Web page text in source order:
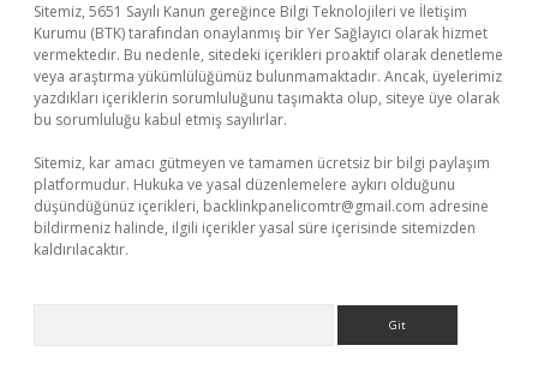
Sitemiz, 5651 Sayılı Kanun gereğince Bilgi Teknolojileri ve İletişim
Kurumu (BTK) tarafından onaylanmış bir Yer Sağlayıcı olarak hizmet
vermektedir. Bu nedenle, sitedeki içerikleri proaktif olarak denetleme
veya araştırma yükümlülüğümüz bulunmamaktadır. Ancak, üyelerimiz
yazdıkları içeriklerin sorumluluğunu taşımakta olup, siteye üye olarak
bu sorumluluğu kabul etmiş sayılırlar.
Sitemiz, kar amacı gütmeyen ve tamamen ücretsiz bir bilgi paylaşım
platformudur. Hukuka ve yasal düzenlemelere aykırı olduğunu
düşündüğünüz içerikleri, backlinkpanelicomtr@gmail.com adresine
bildirmeniz halinde, ilgili içerikler yasal süre içerisinde sitemizden
kaldırılacaktır.